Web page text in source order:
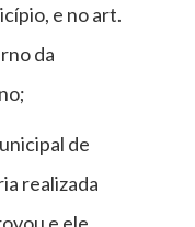
e no art.
da
de
realizada